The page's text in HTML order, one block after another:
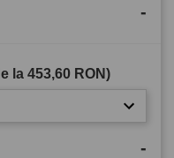
-
la 453,60 RON)
-